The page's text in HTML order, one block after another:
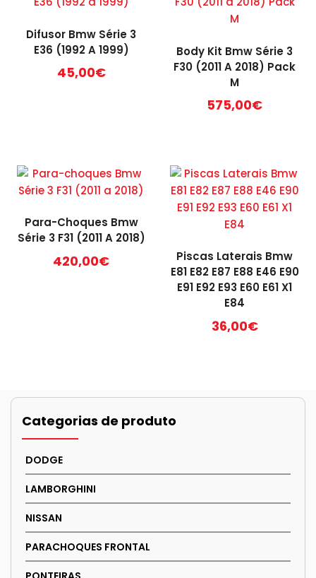
Difusor Bmw Série 3
E36 (1992 A 1999)
45,00€
Body Kit Bmw Série 3
F30 (2011 A 2018) Pack
M
575,00€
Para-Choques Bmw
Série 3 F31 (2011 A 2018)
420,00€
Piscas Laterais Bmw
E81 E82 E87 E88 E46 E90
E91 E92 E93 E60 E61 X1
E84
36,00€
Categorias de produto
DODGE
LAMBORGHINI
NISSAN
PARACHOQUES FRONTAL